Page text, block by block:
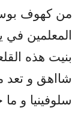
من كهوف
المعلمين في
بنيت هذه
شااهق و تعد
سلوفينيا و